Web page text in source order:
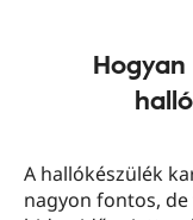
A hallókészülék
nagyon fontos, de